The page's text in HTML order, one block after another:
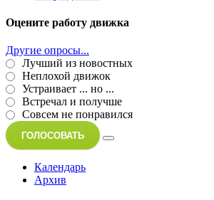
Оцените работу движка
Другие опросы...
Лучший из новостных
Неплохой движок
Устраивает ... но ...
Встречал и получше
Совсем не понравился
ГОЛОСОВАТЬ
Календарь
Архив